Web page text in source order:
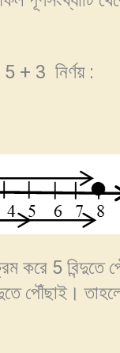
5 + 3 নির্ণয় :
করে 5 বিন্দুতে
পৌঁছাই।